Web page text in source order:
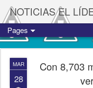
NOTICIAS EL
Pages
MAR
28
Con 8,703